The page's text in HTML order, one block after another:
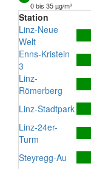
0 bis 35 µg/m³
Station
Linz-Neue
Welt
Enns-Kristein
3
Linz-
Römerberg
Linz-Stadtpark
Linz-24er-
Turm
Steyregg-Au